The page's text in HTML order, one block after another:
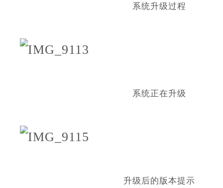
系统升级过程
系统正在升级
升级后的版本提示